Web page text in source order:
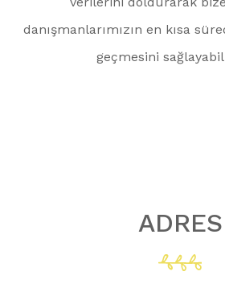
danışmanlarımızın en kısa
geçmesini
ADRES